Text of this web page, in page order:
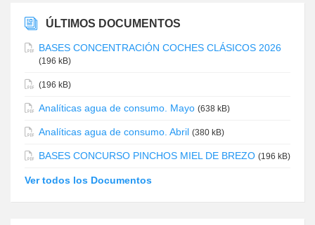
ÚLTIMOS DOCUMENTOS
BASES CONCENTRACIÓN COCHES CLÁSICOS 2026
(196 kB)
(196 kB)
Analíticas agua de consumo. Mayo (638 kB)
Analíticas agua de consumo. Abril (380 kB)
BASES CONCURSO PINCHOS MIEL DE BREZO (196 kB)
Ver todos los Documentos